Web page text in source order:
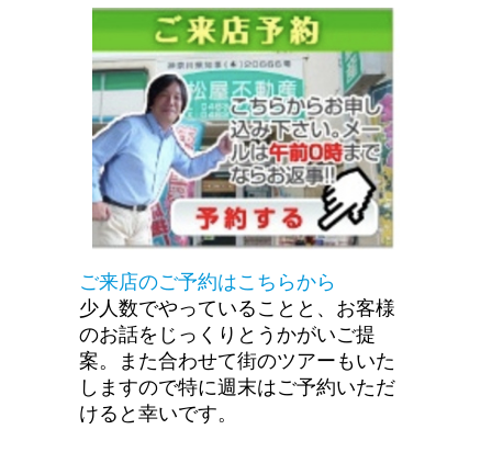
ご来店のご予約はこちらから
少人数でやっていることと、お客様
のお話をじっくりとうかがいご提
案。また合わせて街のツアーもいた
しますので特に週末はご予約いただ
けると幸いです。